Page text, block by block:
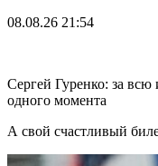
08.08.26 21:54
Сергей Гуренко: за всю
одного момента
А свой счастливый